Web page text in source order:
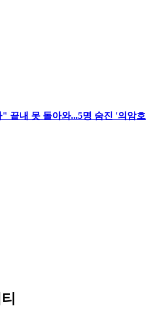
끝내 못 돌아와...5명 숨진 '의암호